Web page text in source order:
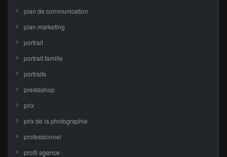
plan de communication
plan marketing
portrait
portrait famille
portraits
prestashop
prix
prix de la photographie
professionnel
profil agence